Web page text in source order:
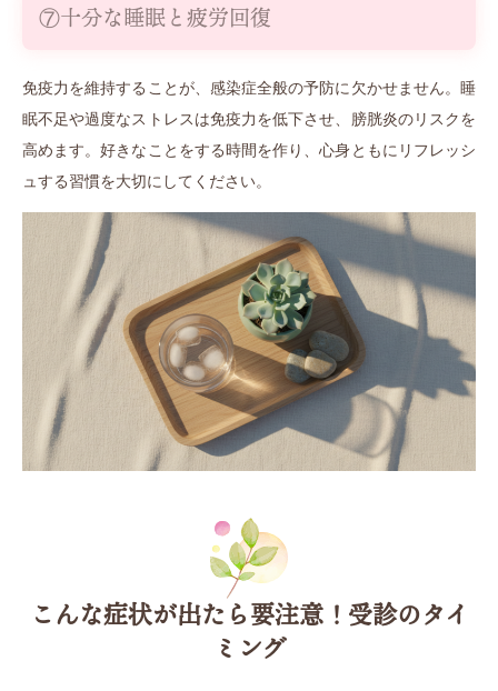
⑦十分な睡眠と疲労回復
免疫力を維持することが、感染症全般の予防に欠かせません。睡
眠不足や過度なストレスは免疫力を低下させ、膀胱炎のリスクを
高めます。好きなことをする時間を作り、心身ともにリフレッシ
ュする習慣を大切にしてください。
こんな症状が出たら要注意！受診のタイ
ミング